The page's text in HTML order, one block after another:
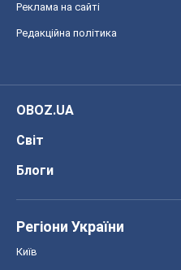
Реклама на сайті
Редакційна політика
OBOZ.UA
Світ
Блоги
Регіони України
Київ